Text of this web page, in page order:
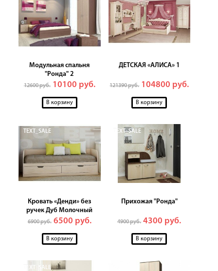
Модульная спальня
"Ронда" 2
12600 руб. 10100 руб.
ДЕТСКАЯ «АЛИСА» 1
121390 руб. 104800 руб.
TEXT_SALE
Кровать «Денди» без
ручек Дуб Молочный
6900 руб. 6500 руб.
TEXT_SALE
Прихожая "Ронда"
4900 руб. 4300 руб.
TEXT_SALE